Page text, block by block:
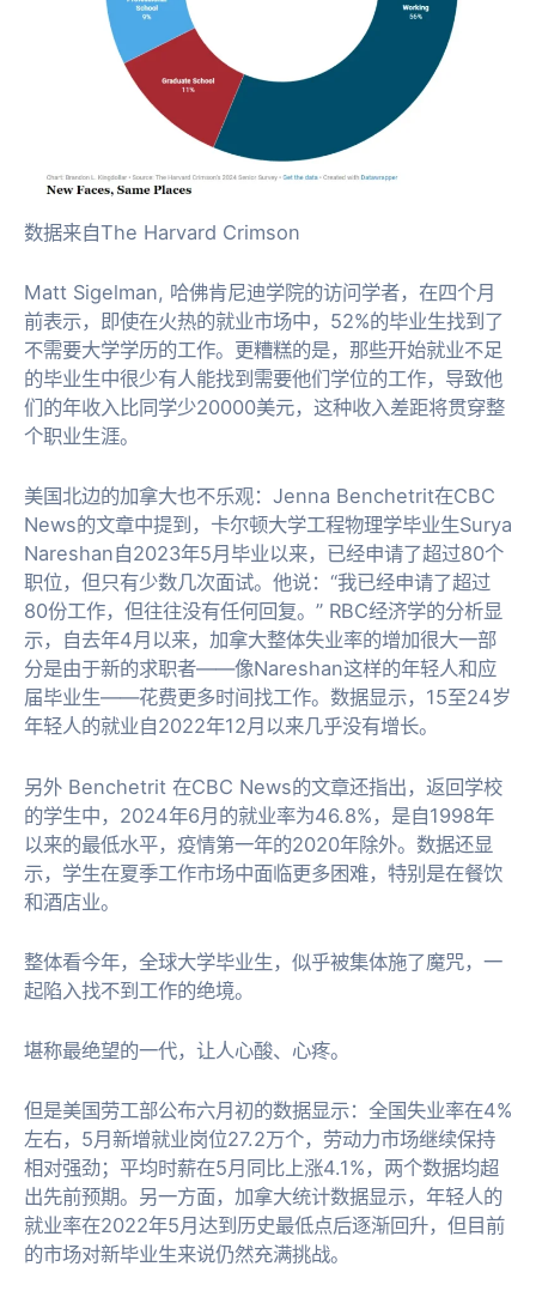
数据来自The Harvard Crimson
Matt Sigelman, 哈佛肯尼迪学院的访问学者，在四个月
前表示，即使在火热的就业市场中，52%的毕业生找到了
不需要大学学历的工作。更糟糕的是，那些开始就业不足
的毕业生中很少有人能找到需要他们学位的工作，导致他
们的年收入比同学少20000美元，这种收入差距将贯穿整
个职业生涯。
美国北边的加拿大也不乐观：Jenna Benchetrit在CBC
News的文章中提到，卡尔顿大学工程物理学毕业生Surya
Nareshan自2023年5月毕业以来，已经申请了超过80个
职位，但只有少数几次面试。他说：“我已经申请了超过
80份工作，但往往没有任何回复。” RBC经济学的分析显
示，自去年4月以来，加拿大整体失业率的增加很大一部
分是由于新的求职者——像Nareshan这样的年轻人和应
届毕业生——花费更多时间找工作。数据显示，15至24岁
年轻人的就业自2022年12月以来几乎没有增长。
另外 Benchetrit 在CBC News的文章还指出，返回学校
的学生中，2024年6月的就业率为46.8%，是自1998年
以来的最低水平，疫情第一年的2020年除外。数据还显
示，学生在夏季工作市场中面临更多困难，特别是在餐饮
和酒店业。
整体看今年，全球大学毕业生，似乎被集体施了魔咒，一
起陷入找不到工作的绝境。
堪称最绝望的一代，让人心酸、心疼。
但是美国劳工部公布六月初的数据显示：全国失业率在4%
左右，5月新增就业岗位27.2万个，劳动力市场继续保持
相对强劲；平均时薪在5月同比上涨4.1%，两个数据均超
出先前预期。另一方面，加拿大统计数据显示，年轻人的
就业率在2022年5月达到历史最低点后逐渐回升，但目前
的市场对新毕业生来说仍然充满挑战。